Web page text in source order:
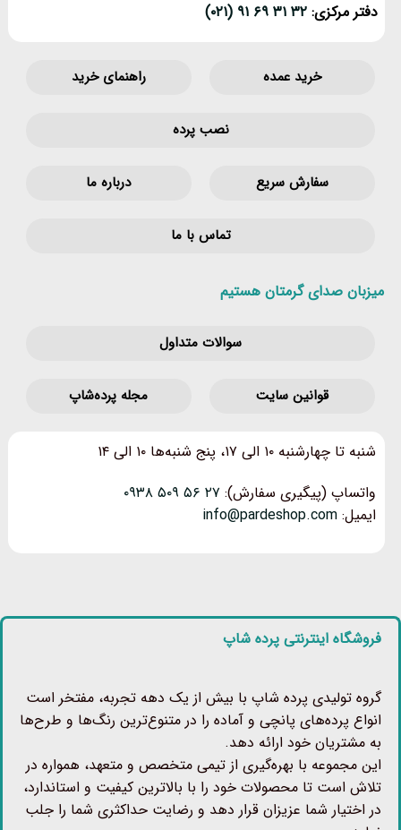
دفتر مرکزی: ۳۲ ۳۱ ۶۹ ۹۱ (۰۲۱)
خرید عمده راهنمای خرید
نصب پرده
سفارش سریع درباره ما
تماس با ما
میزبان صدای گرمتان هستیم
سوالات متداول
قوانین‌ سایت مجله پرده‌شاپ
شنبه تا چهارشنبه ۱۰ الی ۱۷، پنج شنبه‌ها ۱۰ الی ۱۴
واتساپ (پیگیری سفارش): ۲۷ ۵۶ ۵۰۹ ۰۹۳۸
ایمیل: info@pardeshop.com
فروشگاه اینترنتی پرده شاپ
گروه تولیدی پرده شاپ با بیش از یک دهه تجربه، مفتخر است
انواع پرده‌های پانچی و آماده را در متنوع‌ترین رنگ‌ها و طرح‌ها
به مشتریان خود ارائه دهد.
این مجموعه با بهره‌گیری از تیمی متخصص و متعهد، همواره در
تلاش است تا محصولات خود را با بالاترین کیفیت و استاندارد،
در اختیار شما عزیزان قرار دهد و رضایت حداکثری شما را جلب